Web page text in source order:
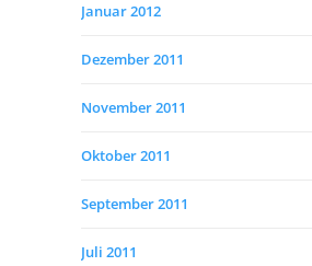
Januar 2012
Dezember 2011
November 2011
Oktober 2011
September 2011
Juli 2011